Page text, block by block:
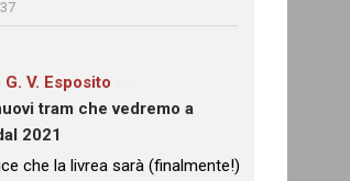
V. Esposito
tram che vedremo a
2021
che la livrea sarà (finalmente!)